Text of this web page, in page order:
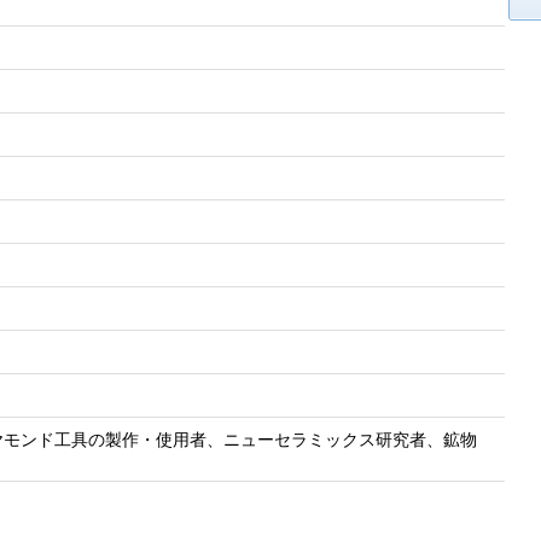
ンド工具の製作・使用者、ニューセラミックス研究者、鉱物